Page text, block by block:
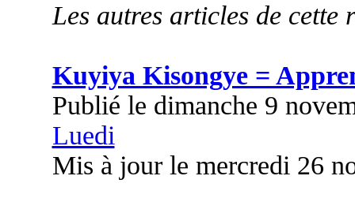
Les autres articles de cette
Kuyiya Kisongye =
Publié le dimanche 9
Luedi
Mis à jour le mercredi 26